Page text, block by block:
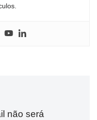
não será